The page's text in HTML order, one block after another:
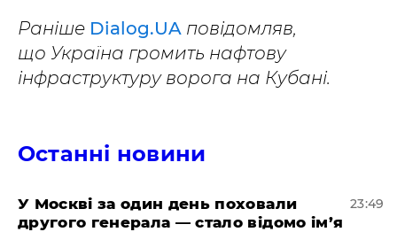
Раніше Dialog.UA повідомляв,
що Україна громить нафтову
інфраструктуру ворога на Кубані.
Останні новини
​У Москві за один день поховали
другого генерала — стало відомо ім’я
23:49